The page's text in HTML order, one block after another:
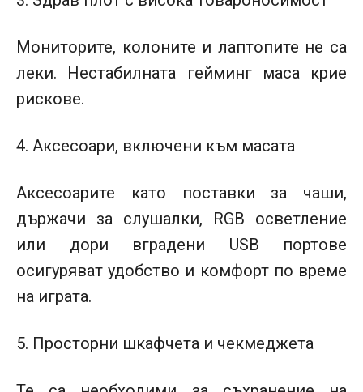
Мониторите, колоните и лаптопите не са
леки. Нестабилната гейминг маса крие
рискове.
4. Аксесоари, включени към масата
Аксесоарите като поставки за чаши,
държачи за слушалки, RGB осветление
или дори вградени USB портове
осигуряват удобство и комфорт по време
на играта.
5. Просторни шкафчета и чекмеджета